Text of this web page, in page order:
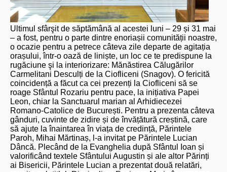
Ultimul sfârşit de săptămână al acestei luni – 29 și 31 mai
– a fost, pentru o parte dintre enoriașii comunității noastre,
o ocazie pentru a petrece câteva zile departe de agitația
orașului, într-o oază de liniște, un loc ce te predispune la
rugăciune şi la interiorizare: Mănăstirea Călugărilor
Carmelitani Desculți de la Ciofliceni (Snagov). O fericită
coincidență a făcut ca cei prezenți la Ciofliceni să se
roage Sfântul Rozariu pentru pace, la inițiativa Papei
Leon, chiar la Sanctuarul marian al Arhidiecezei
Romano-Catolice de București. Pentru a prezenta câteva
gânduri, cuvinte de zidire și de învățătură creștină, care
să ajute la înaintarea în viața de credință, Părintele
Paroh, Mihai Mărtinaș, l-a invitat pe Părintele Lucian
Dâncă. Plecând de la Evanghelia după Sfântul Ioan și
valorificând textele Sfântului Augustin și ale altor Părinți
ai Bisericii, Părintele Lucian a prezentat două relatări,